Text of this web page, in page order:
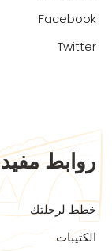
Facebook
Twitter
روابط
خطط لرحلتك
الكتيبات